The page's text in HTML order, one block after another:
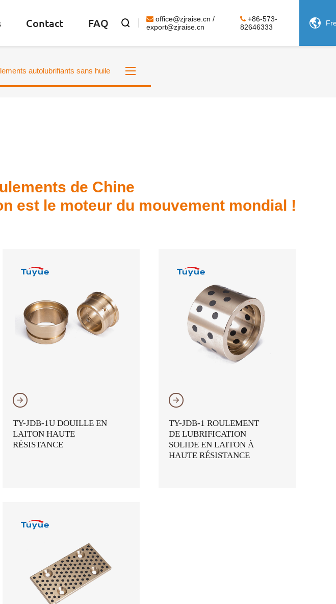
Contact FAQ 
office@zjraise.cn /
export@zjraise.cn
+86-573-
82646333

autolubrifiants sans huile
de Chine
est le moteur du mouvement mondial !
𐃔
TY-JDB-1U DOUILLE EN
LAITON HAUTE
RÉSISTANCE
𐃔
TY-JDB-1 ROULEMENT
DE LUBRIFICATION
SOLIDE EN LAITON À
HAUTE RÉSISTANCE